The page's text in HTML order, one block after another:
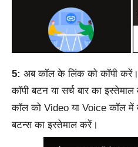
5: अब कॉल के लिंक को कॉपी
कॉपी बटन या सर्च बार का
कॉल को Video या Voice कॉल में
बटन्स का इस्तेमाल करें।